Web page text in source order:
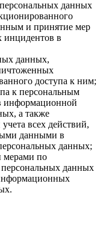
данных
и принятие мер
в
данных,
доступа к ним;
к персональным
информационной
а также
всех действий,
данными в
данных;
мерами по
данных